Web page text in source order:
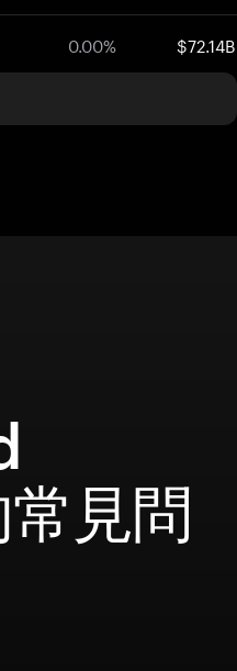
0.00% $72.14B
見問